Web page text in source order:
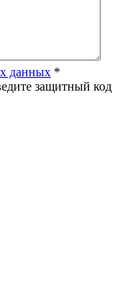
данных *
защитный код